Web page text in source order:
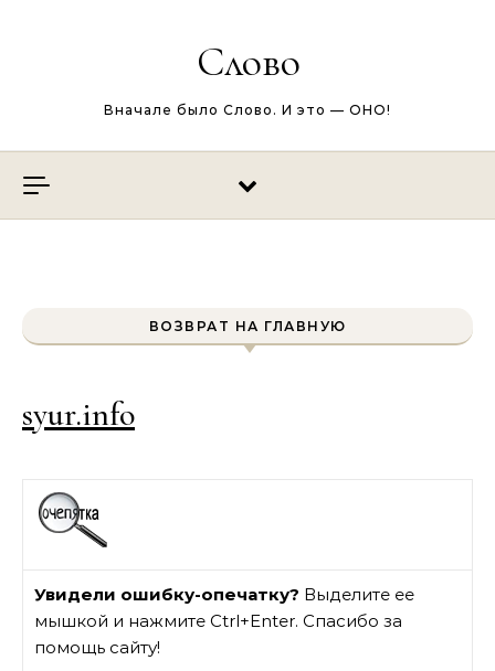
Слово
Вначале было Слово. И это — ОНО!
ВОЗВРАТ НА ГЛАВНУЮ
syur.info
Увидели ошибку-опечатку? Выделите ее
мышкой и нажмите Ctrl+Enter. Спасибо за
помощь сайту!